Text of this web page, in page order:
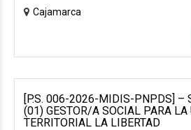
Cajamarca
[P.S. 006-2026-MIDIS-PNPDS] –
(01) GESTOR/A SOCIAL PARA LA
TERRITORIAL LA LIBERTAD